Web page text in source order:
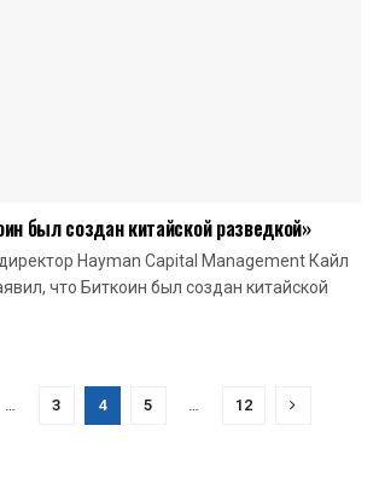
был создан китайской разведкой»
Hayman Capital Management Кайл
что Биткоин был создан китайской
… 3 4 5 … 12